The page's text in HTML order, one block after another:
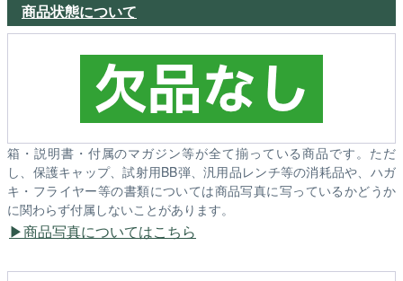
商品状態について
箱・説明書・付属のマガジン等が全て揃っている商品です。ただ
し、保護キャップ、試射用BB弾、汎用品レンチ等の消耗品や、ハガ
キ・フライヤー等の書類については商品写真に写っているかどうか
に関わらず付属しないことがあります。
商品写真についてはこちら